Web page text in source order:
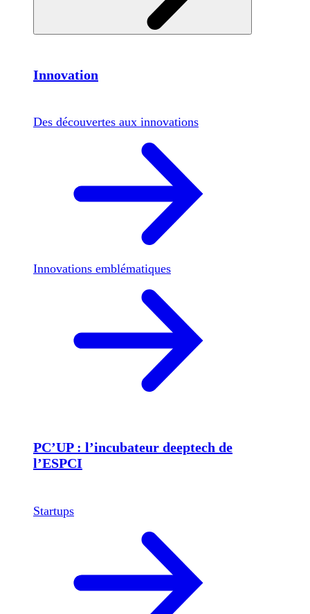
Innovation
Des découvertes aux innovations
Innovations emblématiques
PC’UP : l’incubateur deeptech de
l’ESPCI
Startups